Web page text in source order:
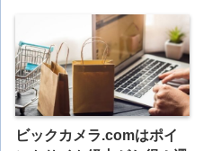
ビックカメラ.comはポイ